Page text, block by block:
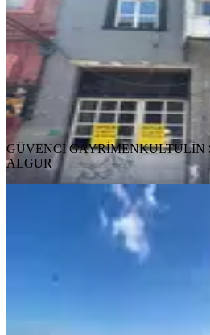
1 Oda·351 m²
41.750.000 ₺
GÜVENCİ GAYRİMENKUL TÜLİN
Ara
GÜVENCİ GAYRİMENKULTÜLİN
ALGUR
Nexus'tan
Sıfır 6 Daireli
Tekirdağ,